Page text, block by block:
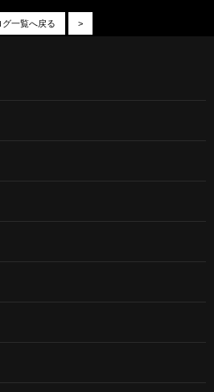
>
グ一覧へ戻る